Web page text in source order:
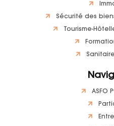
Sécurité des
Tourisme-
ASFO